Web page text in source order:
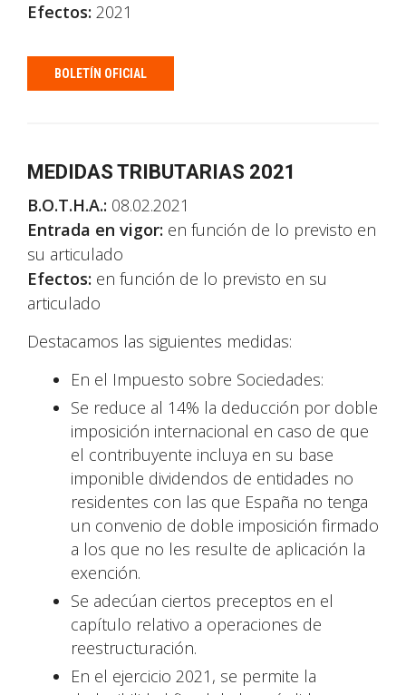
Efectos: 2021
BOLETÍN OFICIAL
MEDIDAS TRIBUTARIAS 2021
B.O.T.H.A.: 08.02.2021
Entrada en vigor: en función de lo previsto en
su articulado
Efectos: en función de lo previsto en su
articulado
Destacamos las siguientes medidas:
En el Impuesto sobre Sociedades:
Se reduce al 14% la deducción por doble
imposición internacional en caso de que
el contribuyente incluya en su base
imponible dividendos de entidades no
residentes con las que España no tenga
un convenio de doble imposición firmado
a los que no les resulte de aplicación la
exención.
Se adecúan ciertos preceptos en el
capítulo relativo a operaciones de
reestructuración.
En el ejercicio 2021, se permite la